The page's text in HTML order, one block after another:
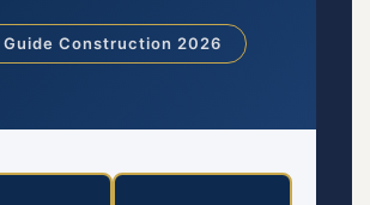
Guide Construction 2026